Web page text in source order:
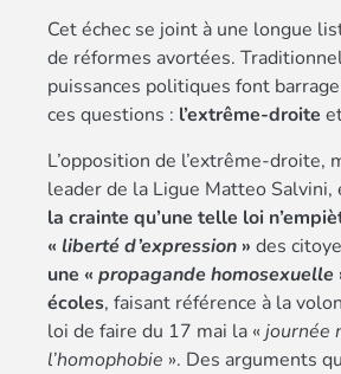
Cet échec se joint à une longue
de réformes avortées.
puissances politiques font
ces questions : l’extrême-droite
L’opposition de l’extrême-droite,
leader de la Ligue Matteo
la crainte qu’une telle loi
« liberté d’expression » des
une « propagande homosexuelle
écoles, faisant référence à la
loi de faire du 17 mai la « journée
l’homophobie ». Des arguments